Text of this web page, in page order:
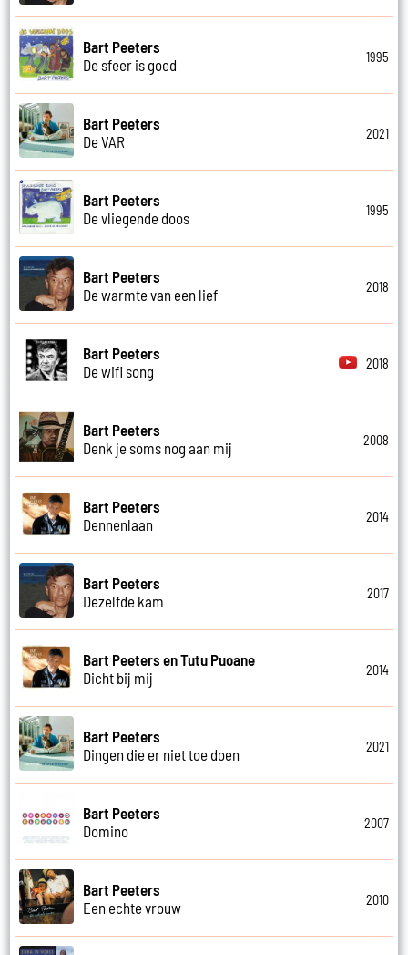
Bart Peeters
De sfeer is goed
1995
Bart Peeters
De VAR
2021
Bart Peeters
De vliegende doos
1995
Bart Peeters
De warmte van een lief
2018
Bart Peeters
De wifi song
2018
Bart Peeters
Denk je soms nog aan mij
2008
Bart Peeters
Dennenlaan
2014
Bart Peeters
Dezelfde kam
2017
Bart Peeters en Tutu Puoane
Dicht bij mij
2014
Bart Peeters
Dingen die er niet toe doen
2021
Bart Peeters
Domino
2007
Bart Peeters
Een echte vrouw
2010